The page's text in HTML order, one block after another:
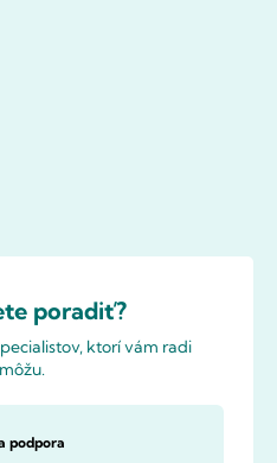
poradiť?
ktorí vám radi
podpora